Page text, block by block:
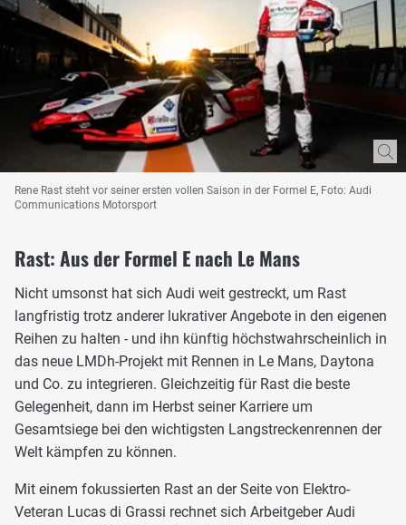
Rene Rast steht vor seiner ersten vollen Saison in der Formel E, Foto: Audi
Communications Motorsport
Rast: Aus der Formel E nach Le Mans
Nicht umsonst hat sich Audi weit gestreckt, um Rast
langfristig trotz anderer lukrativer Angebote in den eigenen
Reihen zu halten - und ihn künftig höchstwahrscheinlich in
das neue LMDh-Projekt mit Rennen in Le Mans, Daytona
und Co. zu integrieren. Gleichzeitig für Rast die beste
Gelegenheit, dann im Herbst seiner Karriere um
Gesamtsiege bei den wichtigsten Langstreckenrennen der
Welt kämpfen zu können.
Mit einem fokussierten Rast an der Seite von Elektro-
Veteran Lucas di Grassi rechnet sich Arbeitgeber Audi